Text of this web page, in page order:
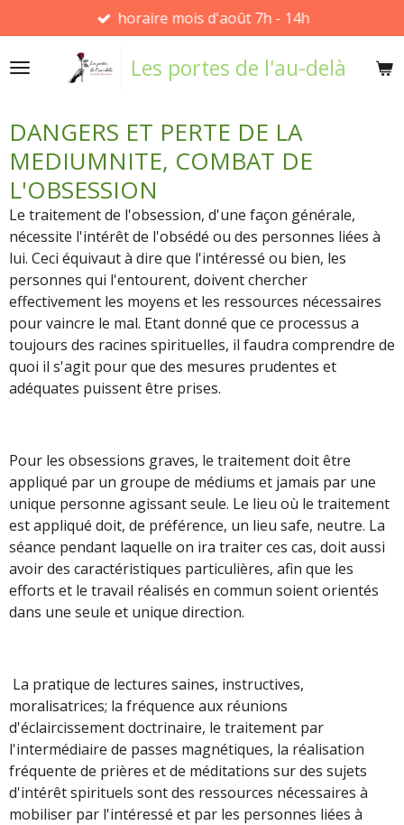
au
contenu
Les portes de l'au-delà
horaire mois d'août 7h - 14h
DANGERS ET PERTE DE LA
MEDIUMNITE, COMBAT DE
L'OBSESSION
Le traitement de l'obsession, d'une façon générale,
nécessite l'intérêt de l'obsédé ou des personnes liées à
lui. Ceci équivaut à dire que l'intéressé ou bien, les
personnes qui l'entourent, doivent chercher
effectivement les moyens et les ressources nécessaires
pour vaincre le mal. Etant donné que ce processus a
toujours des racines spirituelles, il faudra comprendre de
quoi il s'agit pour que des mesures prudentes et
adéquates puissent être prises.
Pour les obsessions graves, le traitement doit être
appliqué par un groupe de médiums et jamais par une
unique personne agissant seule. Le lieu où le traitement
est appliqué doit, de préférence, un lieu safe, neutre. La
séance pendant laquelle on ira traiter ces cas, doit aussi
avoir des caractéristiques particulières, afin que les
efforts et le travail réalisés en commun soient orientés
dans une seule et unique direction.
La pratique de lectures saines, instructives,
moralisatrices; la fréquence aux réunions
d'éclaircissement doctrinaire, le traitement par
l'intermédiaire de passes magnétiques, la réalisation
fréquente de prières et de méditations sur des sujets
d'intérêt spirituels sont des ressources nécessaires à
mobiliser par l'intéressé et par les personnes liées à